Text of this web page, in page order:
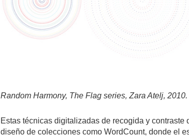
Random Harmony, The Flag series, Zara Atelj, 2010.
Estas técnicas digitalizadas de recogida y contraste
diseño de colecciones como WordCount, donde el